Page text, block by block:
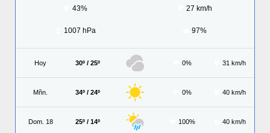
43% 27 km/h
1007 hPa 97%
Hoy 30º / 25º 0% 31 km/h
Mñn. 34º / 24º 0% 40 km/h
Dom. 18 25º / 14º 100% 40 km/h